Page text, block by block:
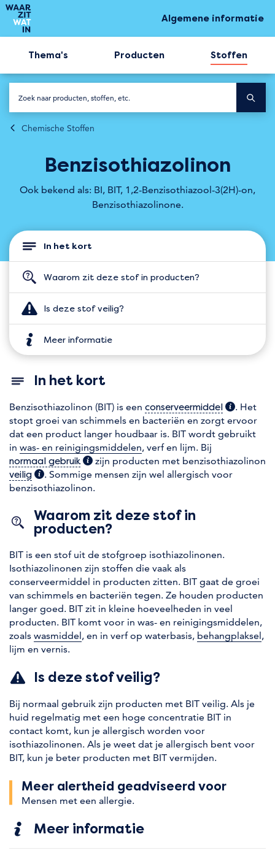
Algemene informatie
Thema's Producten Stoffen
Chemische Stoffen
Benzisothiazolinon
Ook bekend als: BI, BIT, 1,2-Benzisothiazool-3(2H)-on,
Benzisothiazolinone.
In het kort
Waarom zit deze stof in producten?
Is deze stof veilig?
Meer informatie
In het kort
Benzisothiazolinon (BIT) is een conserveermiddel (extra
. Het
stopt groei van schimmels en bacteriën en zorgt ervoor
dat een product langer houdbaar is. BIT wordt gebruikt
in was- en reinigingsmiddelen, verf en lijm. Bij
normaal gebruik(extra informatie)
zijn producten met benzisothiazolinon
veilig (extra informatie)
. Sommige mensen zijn wel allergisch voor
benzisothiazolinon.
Waarom zit deze stof in
producten?
BIT is een stof uit de stofgroep isothiazolinonen.
Isothiazolinonen zijn stoffen die vaak als
conserveermiddel in producten zitten. BIT gaat de groei
van schimmels en bacteriën tegen. Ze houden producten
langer goed. BIT zit in kleine hoeveelheden in veel
producten. BIT komt voor in was- en reinigingsmiddelen,
zoals wasmiddel, en in verf op waterbasis, behangplaksel,
lijm en vernis.
Is deze stof veilig?
Bij normaal gebruik zijn producten met BIT veilig. Als je
huid regelmatig met een hoge concentratie BIT in
contact komt, kun je allergisch worden voor
isothiazolinonen. Als je weet dat je allergisch bent voor
BIT, kun je beter producten met BIT vermijden.
Meer alertheid geadviseerd voor
Mensen met een allergie.
Meer informatie